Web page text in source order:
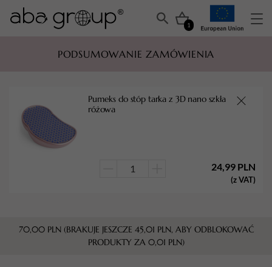
1
PODSUMOWANIE ZAMÓWIENIA
Pumeks do stóp tarka z 3D nano szkła
różowa
tarka
z
24,99 PLN
(z VAT)
70,00 PLN (BRAKUJE JESZCZE 45,01 PLN, ABY ODBLOKOWAĆ
PRODUKTY ZA 0,01 PLN)